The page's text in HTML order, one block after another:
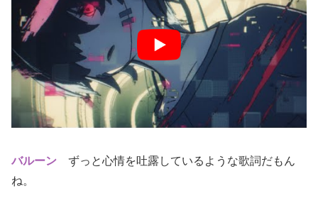
バルーン ずっと心情を吐露しているような歌詞だもん
ね。